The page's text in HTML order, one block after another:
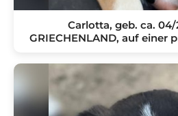
Carlotta, geb. ca.
GRIECHENLAND, auf einer